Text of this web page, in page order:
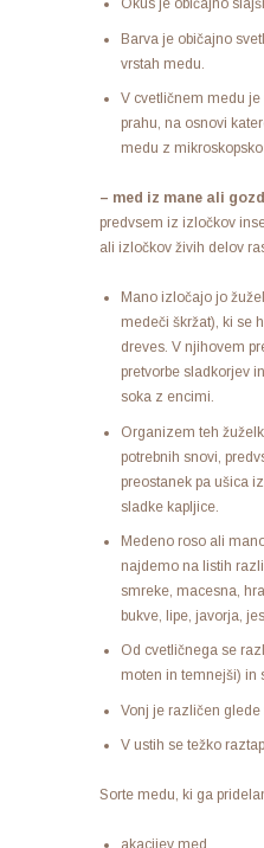
Okus je običajno
Barva je običajno
vrstah medu.
V cvetličnem medu je
prahu, na osnovi
medu z
– med iz mane ali
predvsem iz izločkov
ali izločkov živih delov
Mano izločajo jo
medeči škržat), ki se
dreves. V njihovem
pretvorbe sladkorjev
soka z encimi.
Organizem teh
potrebnih snovi,
preostanek pa ušica
sladke kapljice.
Medeno roso ali
najdemo na listih
smreke, macesna,
bukve, lipe, javorja,
Od cvetličnega se
moten in temnejši) in
Vonj je različen glede
V ustih se težko
Sorte medu, ki ga